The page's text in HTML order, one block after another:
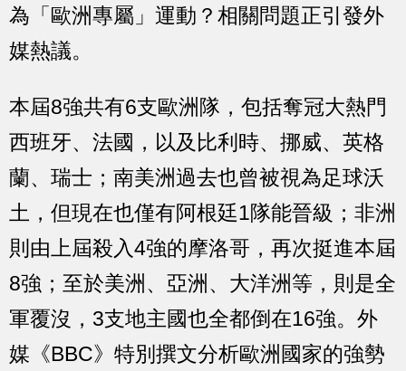
為「歐洲專屬」運動？相關問題正引發外
媒熱議。
本屆8強共有6支歐洲隊，包括奪冠大熱門
西班牙、法國，以及比利時、挪威、英格
蘭、瑞士；南美洲過去也曾被視為足球沃
土，但現在也僅有阿根廷1隊能晉級；非洲
則由上屆殺入4強的摩洛哥，再次挺進本屆
8強；至於美洲、亞洲、大洋洲等，則是全
軍覆沒，3支地主國也全都倒在16強。外
媒《BBC》特別撰文分析歐洲國家的強勢